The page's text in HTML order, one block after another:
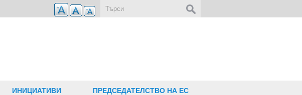
ИНИЦИАТИВИ ПРЕДСЕДАТЕЛСТВО НА ЕС